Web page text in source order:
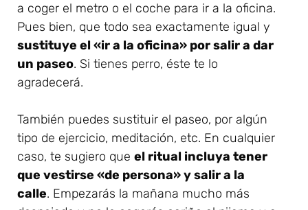
a coger el metro o el coche para ir a la oficina.
Pues bien, que todo sea exactamente igual y
sustituye el «ir a la oficina» por salir a dar
un paseo. Si tienes perro, éste te lo
agradecerá.
También puedes sustituir el paseo, por algún
tipo de ejercicio, meditación, etc. En cualquier
caso, te sugiero que el ritual incluya tener
que vestirse «de persona» y salir a la
calle. Empezarás la mañana mucho más